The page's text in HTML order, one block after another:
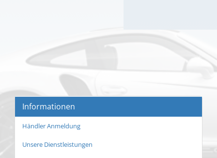
Informationen
Händler Anmeldung
Unsere Dienstleistungen